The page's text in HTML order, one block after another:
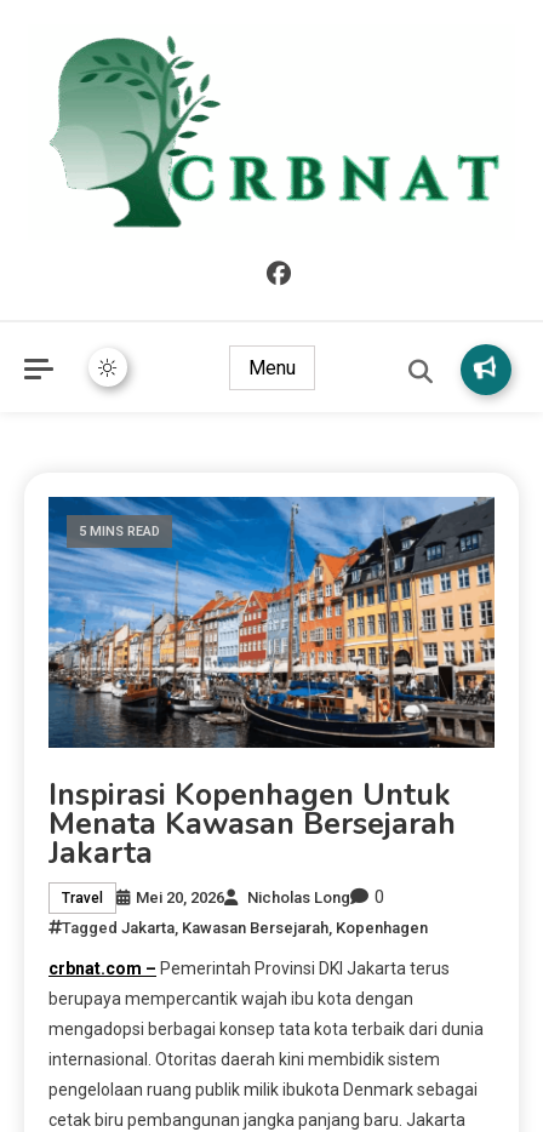
Menu
5 MINS READ
Inspirasi Kopenhagen Untuk
Menata Kawasan Bersejarah
Jakarta
Travel Mei 20, 2026 Nicholas Long 0
Tagged Jakarta, Kawasan Bersejarah, Kopenhagen
crbnat.com – Pemerintah Provinsi DKI Jakarta terus
berupaya mempercantik wajah ibu kota dengan
mengadopsi berbagai konsep tata kota terbaik dari dunia
internasional. Otoritas daerah kini membidik sistem
pengelolaan ruang publik milik ibukota Denmark sebagai
cetak biru pembangunan jangka panjang baru. Jakarta